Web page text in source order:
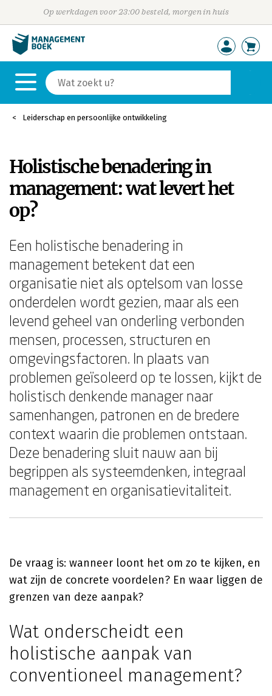
Op werkdagen voor 23:00 besteld, morgen in huis
Leiderschap en persoonlijke ontwikkeling
Holistische benadering in
management: wat levert het
op?
Een holistische benadering in
management betekent dat een
organisatie niet als optelsom van losse
onderdelen wordt gezien, maar als een
levend geheel van onderling verbonden
mensen, processen, structuren en
omgevingsfactoren. In plaats van
problemen geïsoleerd op te lossen, kijkt de
holistisch denkende manager naar
samenhangen, patronen en de bredere
context waarin die problemen ontstaan.
Deze benadering sluit nauw aan bij
begrippen als systeemdenken, integraal
management en organisatievitaliteit.
De vraag is: wanneer loont het om zo te kijken, en
wat zijn de concrete voordelen? En waar liggen de
grenzen van deze aanpak?
Wat onderscheidt een
holistische aanpak van
conventioneel management?